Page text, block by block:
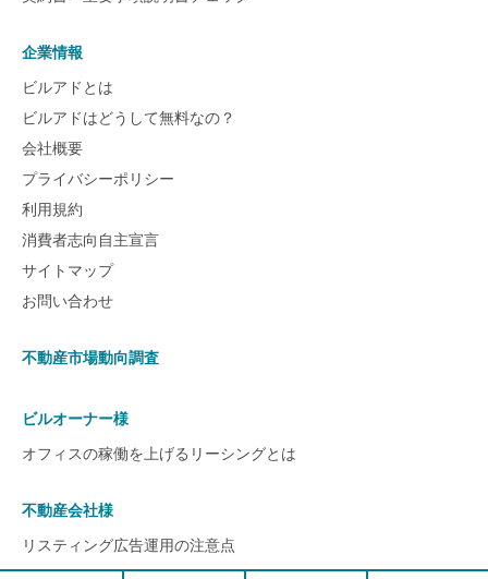
企業情報
ビルアドとは
ビルアドはどうして無料なの？
会社概要
プライバシーポリシー
利用規約
消費者志向自主宣言
サイトマップ
お問い合わせ
不動産市場動向調査
ビルオーナー様
オフィスの稼働を上げるリーシングとは
不動産会社様
リスティング広告運用の注意点